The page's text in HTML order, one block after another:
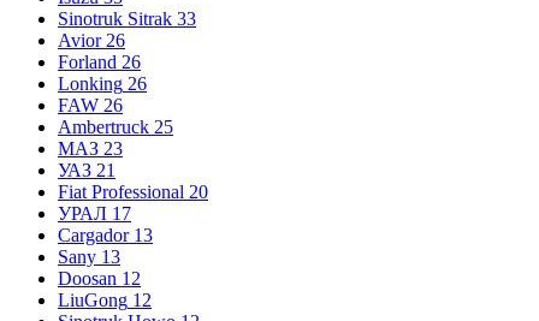
Sinotruk Sitrak 33
Avior 26
Forland 26
Lonking 26
FAW 26
Ambertruck 25
МАЗ 23
УАЗ 21
Fiat Professional 20
УРАЛ 17
Cargador 13
Sany 13
Doosan 12
LiuGong 12